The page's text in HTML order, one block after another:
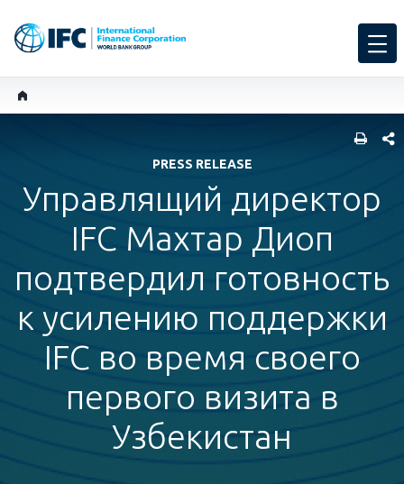
PRESS RELEASE
Управлящий директор
IFC Махтар Диоп
подтвердил готовность
к усилению поддержки
IFC во время своего
первого визита в
Узбекистан